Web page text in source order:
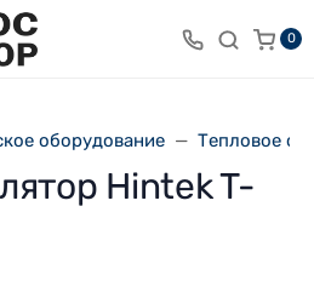
0
оборудование Тепловое
Hintek T-